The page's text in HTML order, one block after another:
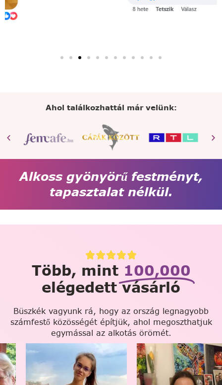
Ahol találkozhattál már velünk:
Alkoss gyönyörű festményt,
tapasztalat nélkül.
Több, mint 100,000
elégedett vásárló
Büszkék vagyunk rá, hogy az ország legnagyobb
számfestő közösségét építjük, ahol megoszthatjuk
egymással az alkotás örömét.